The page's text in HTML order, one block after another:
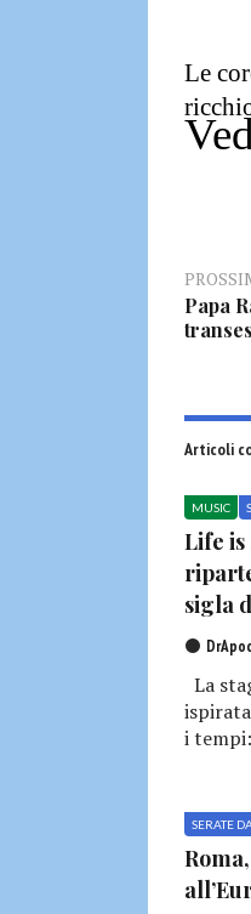
Le
Papa
Articoli
MUSIC
Life is
sigla
La
i
SERATE